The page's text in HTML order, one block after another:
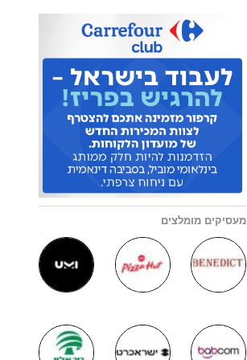
מעסיקים מומלצים